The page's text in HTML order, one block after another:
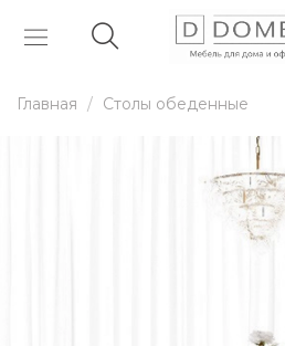
Главная Столы обеденные